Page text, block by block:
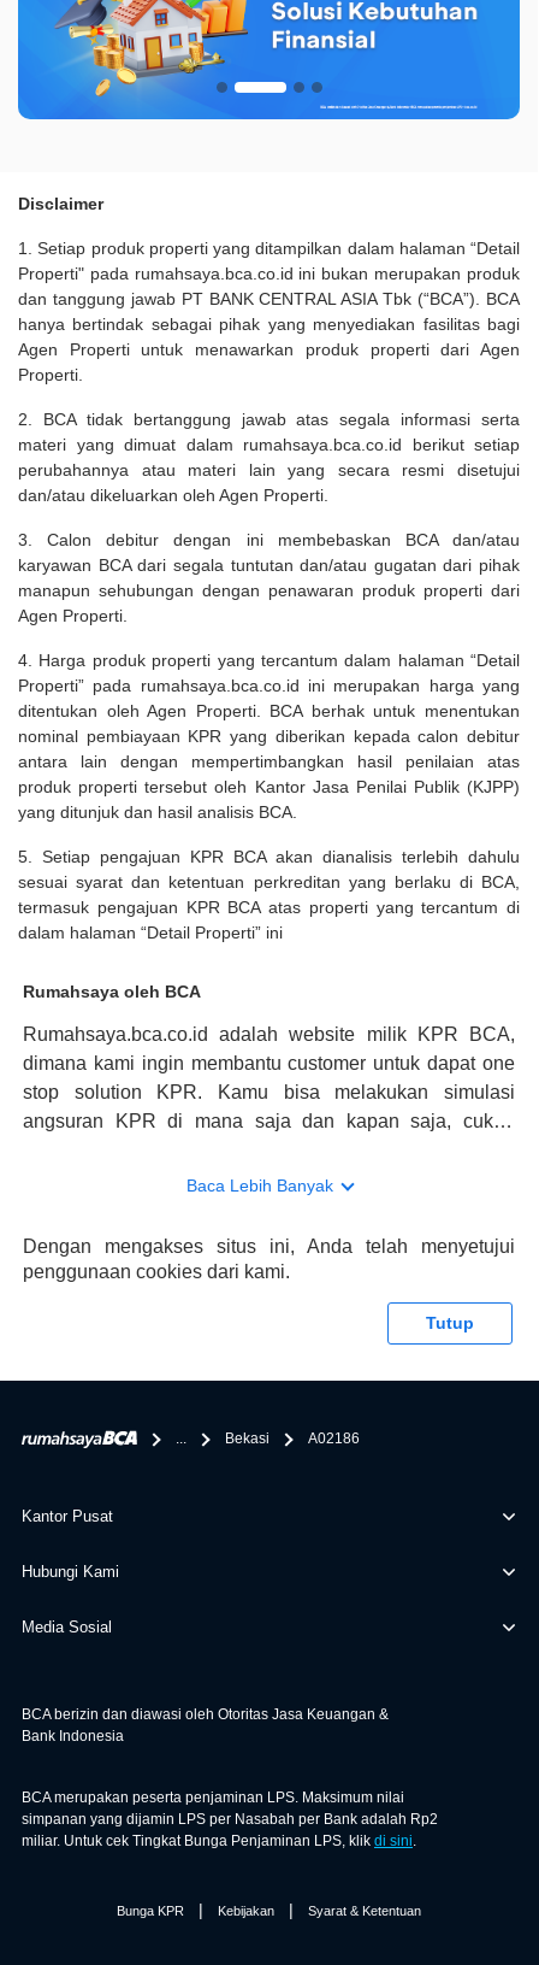
Disclaimer
1. Setiap produk properti yang ditampilkan dalam halaman “Detail
Properti" pada rumahsaya.bca.co.id ini bukan merupakan produk
dan tanggung jawab PT BANK CENTRAL ASIA Tbk (“BCA”). BCA
hanya bertindak sebagai pihak yang menyediakan fasilitas bagi
Agen Properti untuk menawarkan produk properti dari Agen
Properti.
2. BCA tidak bertanggung jawab atas segala informasi serta
materi yang dimuat dalam rumahsaya.bca.co.id berikut setiap
perubahannya atau materi lain yang secara resmi disetujui
dan/atau dikeluarkan oleh Agen Properti.
3. Calon debitur dengan ini membebaskan BCA dan/atau
karyawan BCA dari segala tuntutan dan/atau gugatan dari pihak
manapun sehubungan dengan penawaran produk properti dari
Agen Properti.
4. Harga produk properti yang tercantum dalam halaman “Detail
Properti” pada rumahsaya.bca.co.id ini merupakan harga yang
ditentukan oleh Agen Properti. BCA berhak untuk menentukan
nominal pembiayaan KPR yang diberikan kepada calon debitur
antara lain dengan mempertimbangkan hasil penilaian atas
produk properti tersebut oleh Kantor Jasa Penilai Publik (KJPP)
yang ditunjuk dan hasil analisis BCA.
5. Setiap pengajuan KPR BCA akan dianalisis terlebih dahulu
sesuai syarat dan ketentuan perkreditan yang berlaku di BCA,
termasuk pengajuan KPR BCA atas properti yang tercantum di
dalam halaman “Detail Properti” ini
Rumahsaya oleh BCA
Rumahsaya.bca.co.id adalah website milik KPR BCA,
dimana kami ingin membantu customer untuk dapat one
stop solution KPR. Kamu bisa melakukan simulasi
angsuran KPR di mana saja dan kapan saja, cukup
konsultasi mengenai KPR, maka ada layanan live chat
memberikan keuntungan yang berlipat, persyaratan
pengajuan KPR BCA juga sangat mudah, kamu bisa cek
tentang properti disini BCA hanya sebagai pihak
bertanggung jawab terhadap informasi yang rekanan
Baca Lebih Banyak
Dengan mengakses situs ini, Anda telah menyetujui
penggunaan cookies dari kami.
Tutup
... Bekasi A02186
Kantor Pusat
Hubungi Kami
Media Sosial
BCA berizin dan diawasi oleh Otoritas Jasa Keuangan &
Bank Indonesia
BCA merupakan peserta penjaminan LPS. Maksimum nilai
simpanan yang dijamin LPS per Nasabah per Bank adalah Rp2
miliar. Untuk cek Tingkat Bunga Penjaminan LPS, klik di sini.
Bunga KPR | Kebijakan | Syarat & Ketentuan